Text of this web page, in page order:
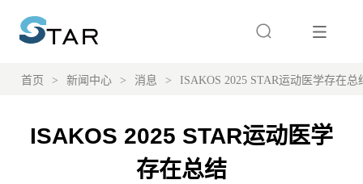
首页 > 新闻中心 > 消息 > ISAKOS 2025 STAR运动医学存在总
ISAKOS 2025 STAR运动医学
存在总结